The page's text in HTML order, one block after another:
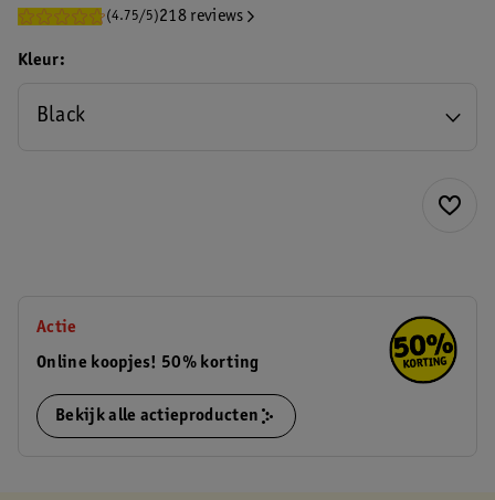
(4.75/5)218 reviews
Kleur
Black
Actie
Online koopjes! 50% korting
Bekijk alle actieproducten